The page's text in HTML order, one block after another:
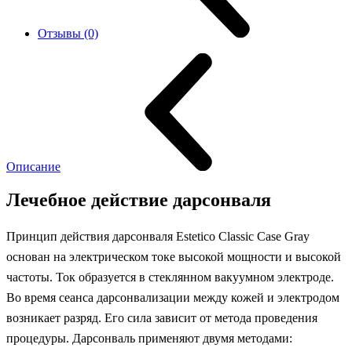
Отзывы (0)
Описание
Лечебное действие дарсонваля
Принцип действия дарсонваля Estetico Classic Case Gray
основан на электрическом токе высокой мощности и высокой
частоты. Ток образуется в стеклянном вакуумном электроде.
Во время сеанса дарсонвализации между кожей и электродом
возникает разряд. Его сила зависит от метода проведения
процедуры. Дарсонваль применяют двумя методами: